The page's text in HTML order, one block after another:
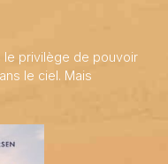
le privilège de pouvoir
le ciel. Mais